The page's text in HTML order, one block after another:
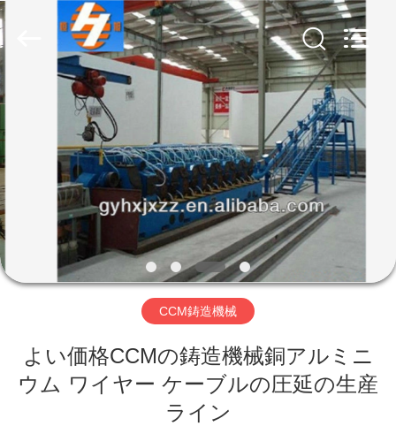
ホ
ー
ム
製
品
2022
-
2026
Hengxu
Manufacture
Ltd..
All
CCM鋳造機械
よい価格CCMの鋳造機械銅アルミニ
ウム ワイヤー ケーブルの圧延の生産
ライン